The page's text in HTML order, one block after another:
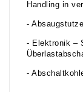
Handling in
-
- Elektronik –
-